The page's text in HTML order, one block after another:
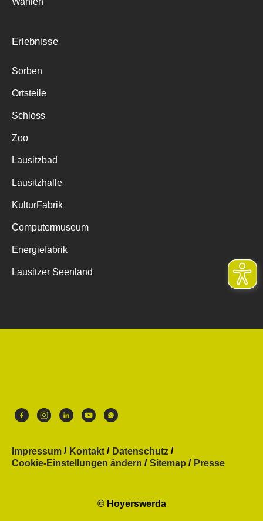
Erlebnisse
Sorben
Ortsteile
Schloss
Zoo
Lausitzbad
Lausitzhalle
KulturFabrik
Computermuseum
Energiefabrik
Lausitzer Seenland
Impressum Kontakt
Datenschutz
Cookie-Einstellungen ändern
Sitemap Presse
© Hoyerswerda